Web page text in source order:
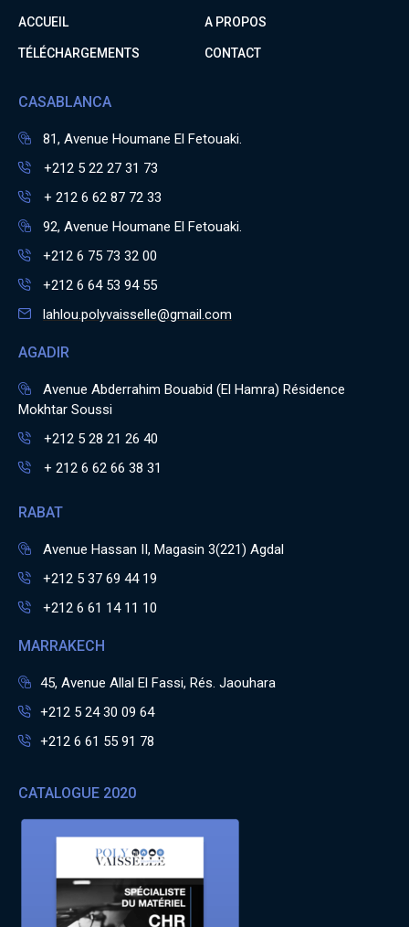
ACCUEIL A PROPOS
TÉLÉCHARGEMENTS CONTACT
CASABLANCA
81, Avenue Houmane El Fetouaki.
+212 5 22 27 31 73
+ 212 6 62 87 72 33
92, Avenue Houmane El Fetouaki.
+212 6 75 73 32 00
+212 6 64 53 94 55
lahlou.polyvaisselle@gmail.com
AGADIR
Avenue Abderrahim Bouabid (El Hamra) Résidence
Mokhtar Soussi
+212 5 28 21 26 40
+ 212 6 62 66 38 31
RABAT
Avenue Hassan II, Magasin 3(221) Agdal
+212 5 37 69 44 19
+212 6 61 14 11 10
MARRAKECH
45, Avenue Allal El Fassi, Rés. Jaouhara
+212 5 24 30 09 64
+212 6 61 55 91 78
CATALOGUE 2020